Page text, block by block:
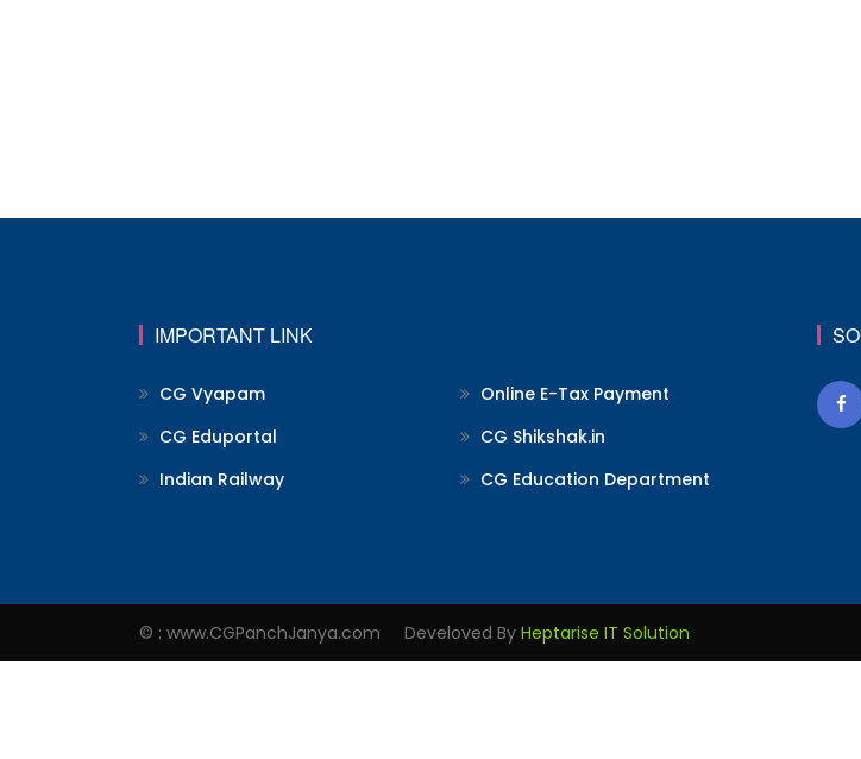
IMPORTANT LINK
CG Vyapam
Online E-Tax Payment
CG Eduportal
CG Shikshak.in
Indian Railway
CG Education Department
© : www.CGPanchJanya.com Develoved By Heptarise IT Solution